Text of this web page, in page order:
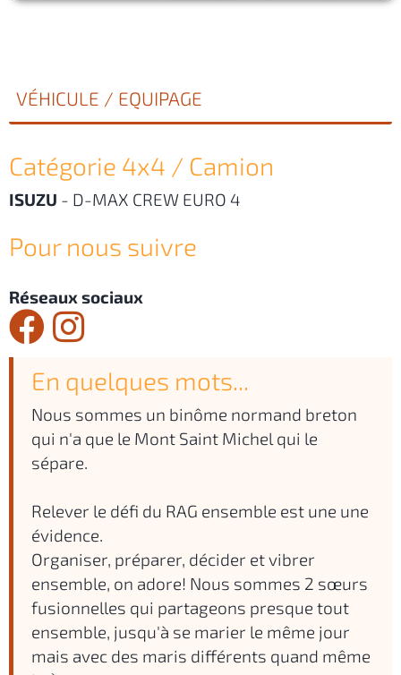
VÉHICULE / EQUIPAGE
Catégorie 4x4 / Camion
ISUZU - D-MAX CREW EURO 4
Pour nous suivre
Réseaux sociaux
En quelques mots...
Nous sommes un binôme normand breton
qui n'a que le Mont Saint Michel qui le
sépare.
Relever le défi du RAG ensemble est une une
évidence.
Organiser, préparer, décider et vibrer
ensemble, on adore! Nous sommes 2 sœurs
fusionnelles qui partageons presque tout
ensemble, jusqu'à se marier le même jour
mais avec des maris différents quand même